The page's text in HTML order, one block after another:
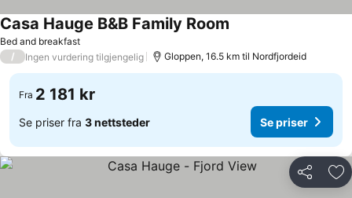
Bed and breakfast
Casa Hauge B&B Family Room
/ Ingen vurdering tilgjengelig Gloppen, 16.5 km til Nordfjordeid
Fra 2 181 kr
Se priser fra 3 nettsteder Se priser
Del